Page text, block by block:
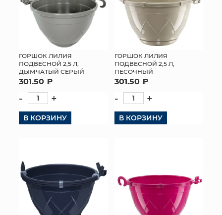
ГОРШОК ЛИЛИЯ
ПОДВЕСНОЙ 2,5 Л,
ДЫМЧАТЫЙ СЕРЫЙ
301.50 ₽
- +
В КОРЗИНУ
ГОРШОК ЛИЛИЯ
ПОДВЕСНОЙ 2,5 Л,
ПЕСОЧНЫЙ
301.50 ₽
- +
В КОРЗИНУ